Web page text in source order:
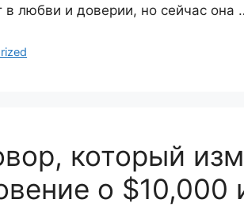
в любви и доверии, но сейчас она
который
о